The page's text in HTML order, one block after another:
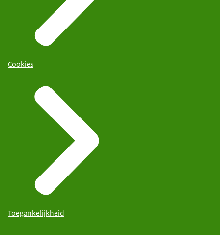
Cookies
Toegankelijkheid